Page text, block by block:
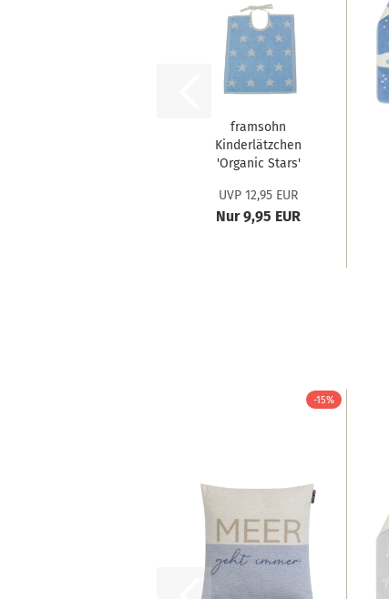
framsohn
Kinderlätzchen
'Organic Stars'
UVP 12,95 EUR
Nur 9,95 EUR
-15%